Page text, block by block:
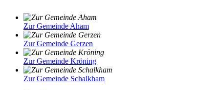
Zur Gemeinde Aham
Zur Gemeinde Gerzen
Zur Gemeinde Kröning
Zur Gemeinde Schalkham